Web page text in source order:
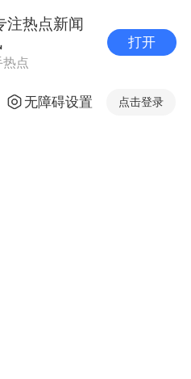
注热点新闻
热点
打开
无障碍设置 点击登录